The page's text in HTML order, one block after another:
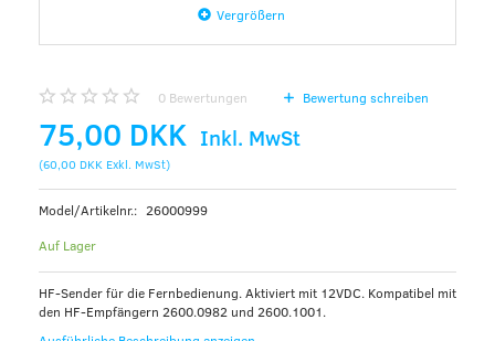
Vergrößern
0 Bewertungen Bewertung schreiben
75,00 DKK Inkl. MwSt
(60,00 DKK Exkl. MwSt)
Model/Artikelnr.: 26000999
Auf Lager
HF-Sender für die Fernbedienung. Aktiviert mit 12VDC. Kompatibel mit
den HF-Empfängern 2600.0982 und 2600.1001.